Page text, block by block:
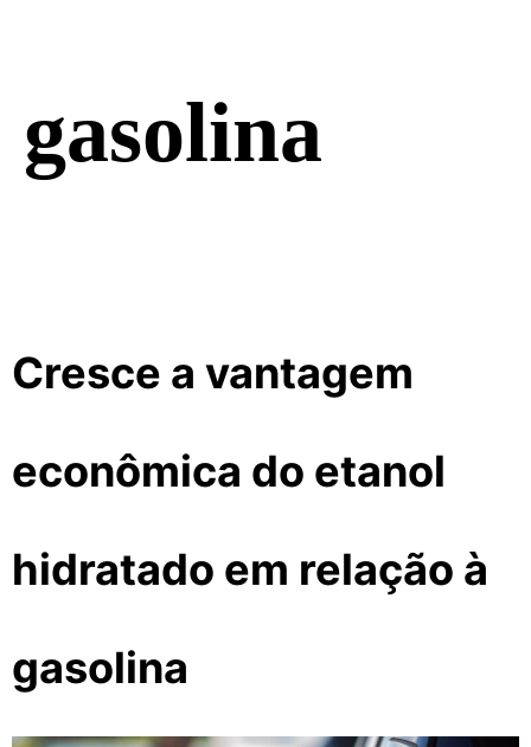
gasolina
Cresce a vantagem
econômica do etanol
hidratado em relação à
gasolina